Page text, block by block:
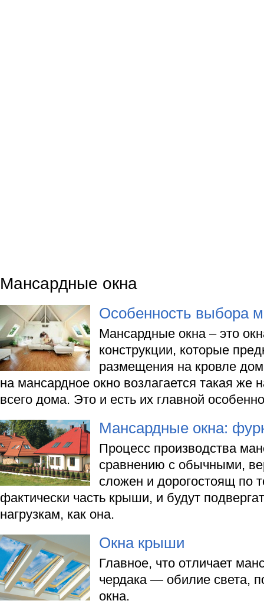
Мансардные окна
Особенность выбора
Мансардные окна – это
конструкции, которые
размещения на кровле
на мансардное окно возлагается такая же
всего дома. Это и есть их главной
Мансардные окна:
Процесс производства
сравнению с обычными,
сложен и дорогостоящ по
фактически часть крыши, и будут
нагрузкам, как она.
Окна крыши
Главное, что отличает
чердака — обилие света,
окна.